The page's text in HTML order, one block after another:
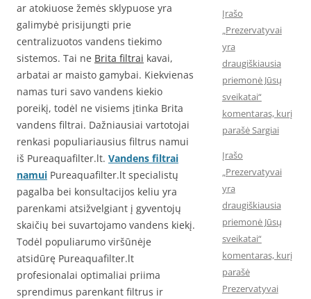
ar atokiuose žemės sklypuose yra
galimybė prisijungti prie
centralizuotos vandens tiekimo
sistemos. Tai ne Brita filtrai kavai,
arbatai ar maisto gamybai. Kiekvienas
namas turi savo vandens kiekio
poreikį, todėl ne visiems įtinka Brita
vandens filtrai. Dažniausiai vartotojai
renkasi populiariausius filtrus namui
iš Pureaquafilter.lt. Vandens filtrai
namui Pureaquafilter.lt specialistų
pagalba bei konsultacijos keliu yra
parenkami atsižvelgiant į gyventojų
skaičių bei suvartojamo vandens kiekį.
Todėl populiarumo viršūnėje
atsidūrę Pureaquafilter.lt
profesionalai optimaliai priima
sprendimus parenkant filtrus ir
Įrašo
„Prezervatyvai
yra
draugiškiausia
priemonė Jūsų
sveikatai“
komentaras, kurį
parašė Sargiai
Įrašo
„Prezervatyvai
yra
draugiškiausia
priemonė Jūsų
sveikatai“
komentaras, kurį
parašė
Prezervatyvai